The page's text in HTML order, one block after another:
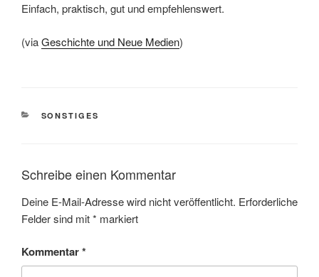
Einfach, praktisch, gut und empfehlenswert.
(viaGeschichte und Neue Medien)
KATEGORIEN
SONSTIGES
Schreibe einen Kommentar
Deine E-Mail-Adresse wird nicht veröffentlicht. Erforderliche
Felder sind mit* markiert
Kommentar*